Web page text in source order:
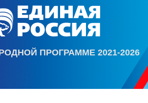
ПРОГРАММЕ 2021-2026